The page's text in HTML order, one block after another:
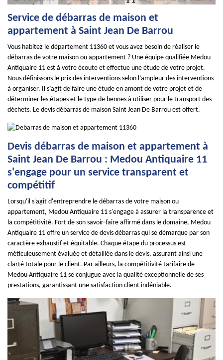
Service de débarras de maison et
appartement à Saint Jean De Barrou
Vous habitez le département 11360 et vous avez besoin de réaliser le
débarras de votre maison ou appartement ? Une équipe qualifiée Medou
Antiquaire 11 est à votre écoute et effectue une étude de votre projet.
Nous définissons le prix des interventions selon l’ampleur des interventions
à organiser. Il s’agit de faire une étude en amont de votre projet et de
déterminer les étapes et le type de bennes à utiliser pour le transport des
déchets. Le devis débarras de maison Saint Jean De Barrou est offert.
Devis débarras de maison et appartement à
Saint Jean De Barrou : Medou Antiquaire 11
s'engage pour un service transparent et
compétitif
Lorsqu'il s'agit d'entreprendre le débarras de votre maison ou
appartement, Medou Antiquaire 11 s'engage à assurer la transparence et
la compétitivité. Fort de son savoir-faire affirmé dans le domaine, Medou
Antiquaire 11 offre un service de devis débarras qui se démarque par son
caractère exhaustif et équitable. Chaque étape du processus est
méticuleusement évaluée et détaillée dans le devis, assurant ainsi une
clarté totale pour le client. Par ailleurs, la compétitivité tarifaire de
Medou Antiquaire 11 se conjugue avec la qualité exceptionnelle de ses
prestations, garantissant une satisfaction client indéniable.